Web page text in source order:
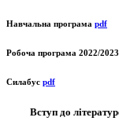
Навчальна програма pdf
Робоча програма 2022/2023
Силабус pdf
Вступ до